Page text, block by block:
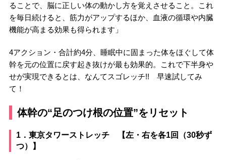
ることで、脳に正しい体の動かし方を覚えさせること。これ
を毎日続けると、筋力がアップするほか、血液の循環や内臓
機能が高まる効果も得られます」
4アクション・合計約4分、睡眠中に固まった体をほぐして体
幹を元の位置に戻す起き抜けが最も効果的。これで下半身や
せが実現できるとは、なんてスゴレッチ!! 早速試してみ
て！
体幹の“足のつけ根の位置”をリセット
1．東京タワーストレッチ 【左・右を各1回（30秒ず
つ）】